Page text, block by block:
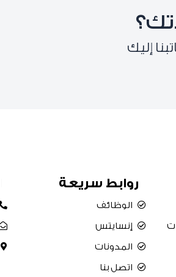
إليك
روابط سريعة
الوظائف
إنسايتس
المدونات
اتصل بنا